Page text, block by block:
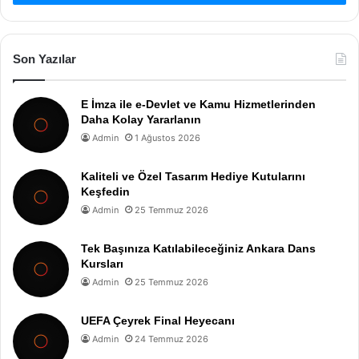
Son Yazılar
E İmza ile e-Devlet ve Kamu Hizmetlerinden
Daha Kolay Yararlanın
Admin 1 Ağustos 2026
Kaliteli ve Özel Tasarım Hediye Kutularını
Keşfedin
Admin 25 Temmuz 2026
Tek Başınıza Katılabileceğiniz Ankara Dans
Kursları
Admin 25 Temmuz 2026
UEFA Çeyrek Final Heyecanı
Admin 24 Temmuz 2026